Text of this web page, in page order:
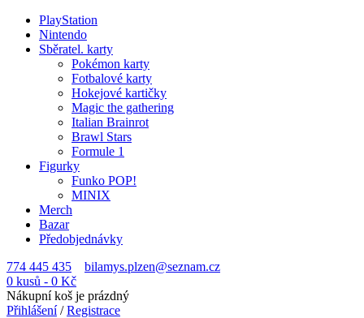
PlayStation
Nintendo
Sběratel. karty
Pokémon karty
Fotbalové karty
Hokejové kartičky
Magic the gathering
Italian Brainrot
Brawl Stars
Formule 1
Figurky
Funko POP!
MINIX
Merch
Bazar
Předobjednávky
774 445 435
bilamys.plzen@seznam.cz
0 kusů - 0 Kč
Nákupní koš je prázdný
Přihlášení/Registrace